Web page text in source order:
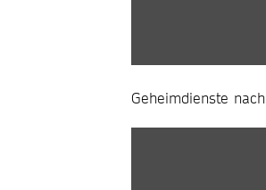
Geheimdienste